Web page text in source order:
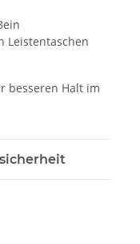
Leistentaschen
besseren Halt im